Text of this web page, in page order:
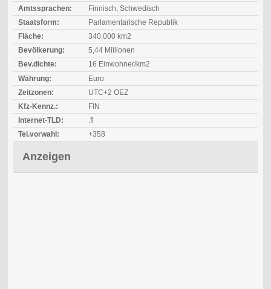
Amtssprachen:
Finnisch, Schwedisch
Staatsform:
Parlamentarische Republik
Fläche:
340.000 km2
Bevölkerung:
5,44 Millionen
Bev.dichte:
16 Einwohner/km2
Währung:
Euro
Zeitzonen:
UTC+2 OEZ
Kfz-Kennz.:
FIN
Internet-TLD:
.fl
Tel.vorwahl:
+358
Anzeigen